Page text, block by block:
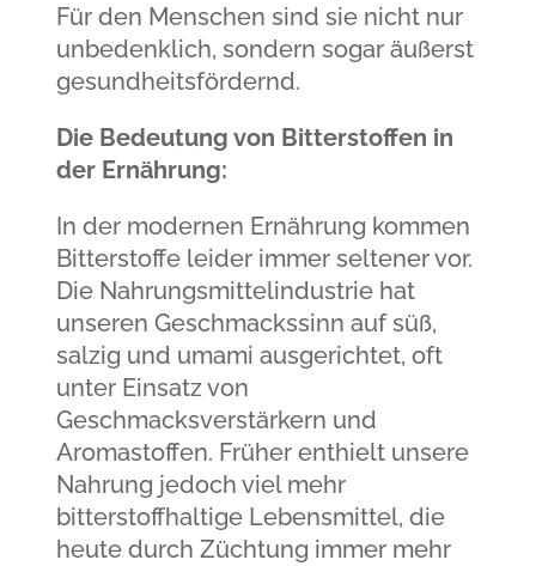
Für den Menschen sind sie nicht nur
unbedenklich, sondern sogar äußerst
gesundheitsfördernd.
Die Bedeutung von Bitterstoffen in
der Ernährung:
In der modernen Ernährung kommen
Bitterstoffe leider immer seltener vor.
Die Nahrungsmittelindustrie hat
unseren Geschmackssinn auf süß,
salzig und umami ausgerichtet, oft
unter Einsatz von
Geschmacksverstärkern und
Aromastoffen. Früher enthielt unsere
Nahrung jedoch viel mehr
bitterstoffhaltige Lebensmittel, die
heute durch Züchtung immer mehr